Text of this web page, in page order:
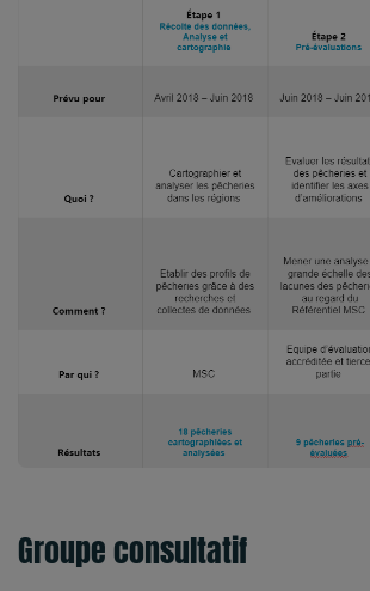
Groupe consultatif